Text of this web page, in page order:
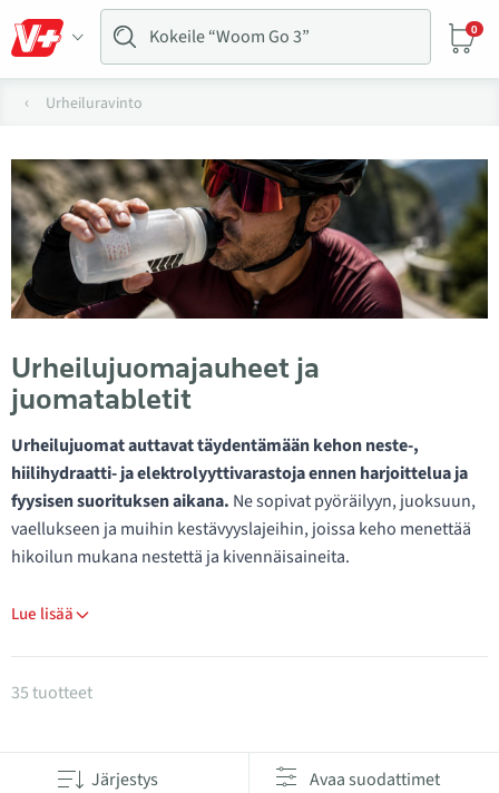
0
Urheiluravinto
Urheilujuomajauheet ja
juomatabletit
Urheilujuomat auttavat täydentämään kehon neste-,
hiilihydraatti- ja elektrolyyttivarastoja ennen harjoittelua ja
fyysisen suorituksen aikana. Ne sopivat pyöräilyyn, juoksuun,
vaellukseen ja muihin kestävyyslajeihin, joissa keho menettää
hikoilun mukana nestettä ja kivennäisaineita.
Lue lisää
Tuotteet kategoriassa Urheilujuomat
35 tuotteet
Järjestys Avaa suodattimet